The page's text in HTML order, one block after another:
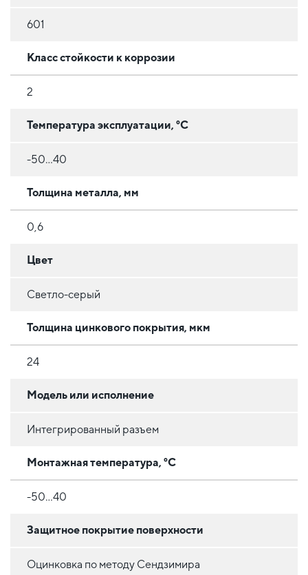
601
Класс стойкости к коррозии
2
Температура эксплуатации, °C
-50...40
Толщина металла, мм
0,6
Цвет
Светло-серый
Толщина цинкового покрытия, мкм
24
Модель или исполнение
Интегрированный разъем
Монтажная температура, °C
-50...40
Защитное покрытие поверхности
Оцинковка по методу Сендзимира